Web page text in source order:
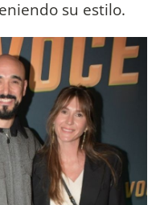
su estilo.